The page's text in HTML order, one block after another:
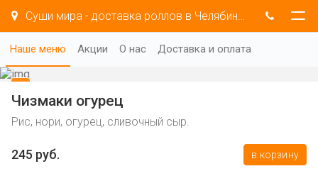
Суши мира - доставка роллов в Челябинске
Наше меню Акции О нас Доставка и оплата
Чизмаки огурец
Рис, нори, огурец, сливочный сыр.
245 руб. в корзину